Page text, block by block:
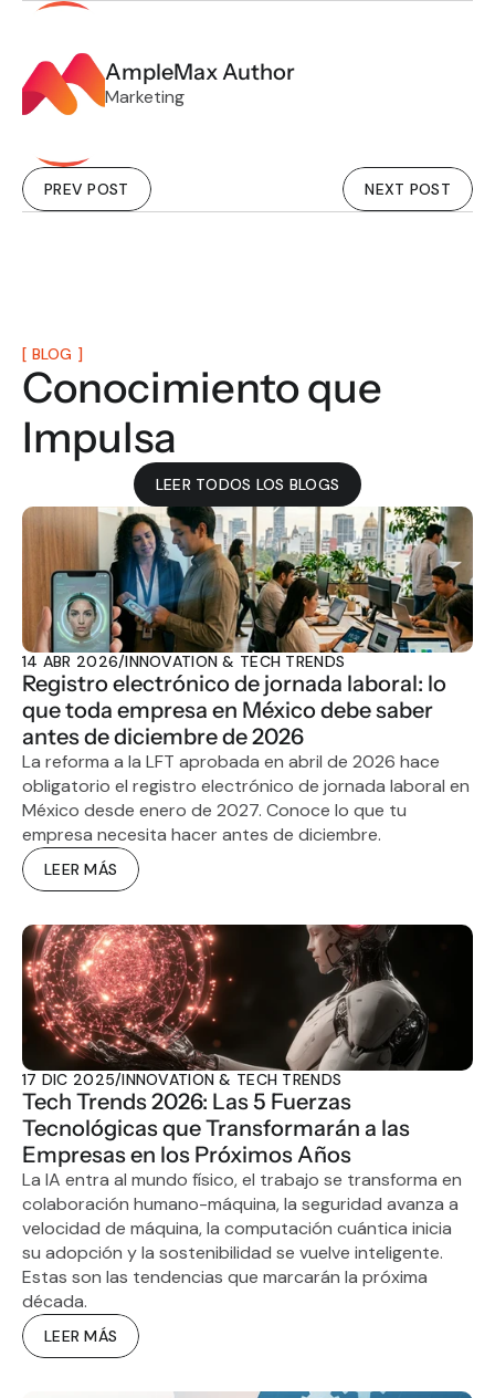
AmpleMax Author
Marketing
PREV POST NEXT POST
[ BLOG ]
Conocimiento que
Impulsa
LEER TODOS LOS BLOGS
14 ABR 2026/INNOVATION & TECH TRENDS
Registro electrónico de jornada laboral: lo
que toda empresa en México debe saber
antes de diciembre de 2026
La reforma a la LFT aprobada en abril de 2026 hace
obligatorio el registro electrónico de jornada laboral en
México desde enero de 2027. Conoce lo que tu
empresa necesita hacer antes de diciembre.
LEER MÁS
17 DIC 2025/INNOVATION & TECH TRENDS
Tech Trends 2026: Las 5 Fuerzas
Tecnológicas que Transformarán a las
Empresas en los Próximos Años
La IA entra al mundo físico, el trabajo se transforma en
colaboración humano-máquina, la seguridad avanza a
velocidad de máquina, la computación cuántica inicia
su adopción y la sostenibilidad se vuelve inteligente.
Estas son las tendencias que marcarán la próxima
década.
LEER MÁS